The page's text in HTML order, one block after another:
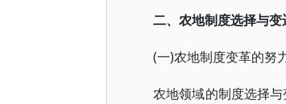
二、农地制度选择与变
(一)农地制度变革的努
农地领域的制度选择